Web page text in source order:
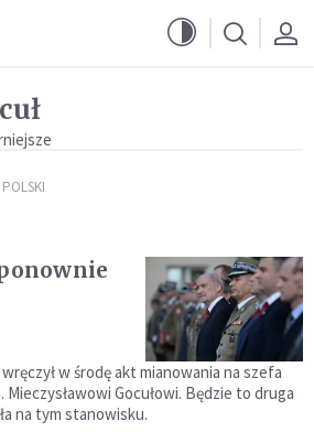
w środę akt mianowania na szefa
Gocułowi. Będzie to druga
na tym stanowisku.